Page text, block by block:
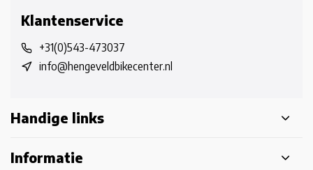
Klantenservice
+31(0)543-473037
info@hengeveldbikecenter.nl
Handige links
Informatie